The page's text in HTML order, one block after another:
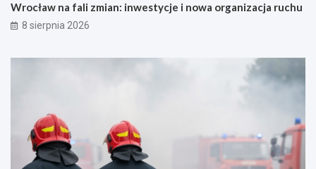
Wrocław na fali zmian: inwestycje i nowa organizacja ruchu
8 sierpnia 2026